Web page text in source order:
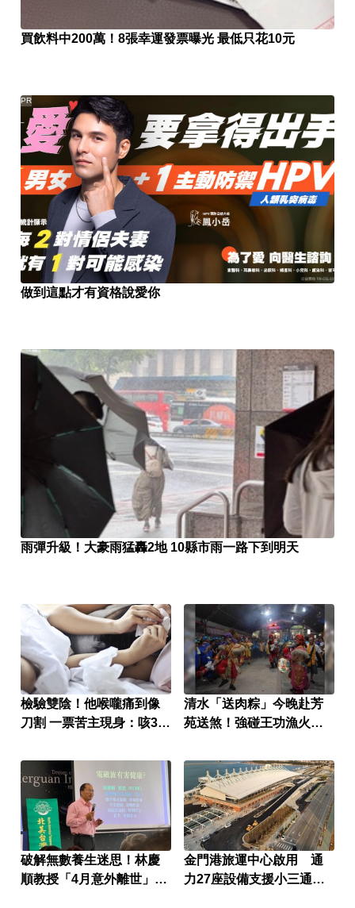
買飲料中200萬！8張幸運發票曝光 最低只花10元
做到這點才有資格說愛你
PR
雨彈升級！大豪雨猛轟2地 10縣市雨一路下到明天
檢驗雙陰！他喉嚨痛到像
刀割 一票苦主現身：咳3周
清水「送肉粽」今晚赴芳
苑送煞！強碰王功漁火節
破解無數養生迷思！林慶
順教授「4月意外離世」女
金門港旅運中心啟用 通
力27座設備支援小三通旅